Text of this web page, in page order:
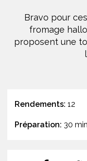
Bravo pour
fromage
proposent une
Rendements: 12
Préparation: 30